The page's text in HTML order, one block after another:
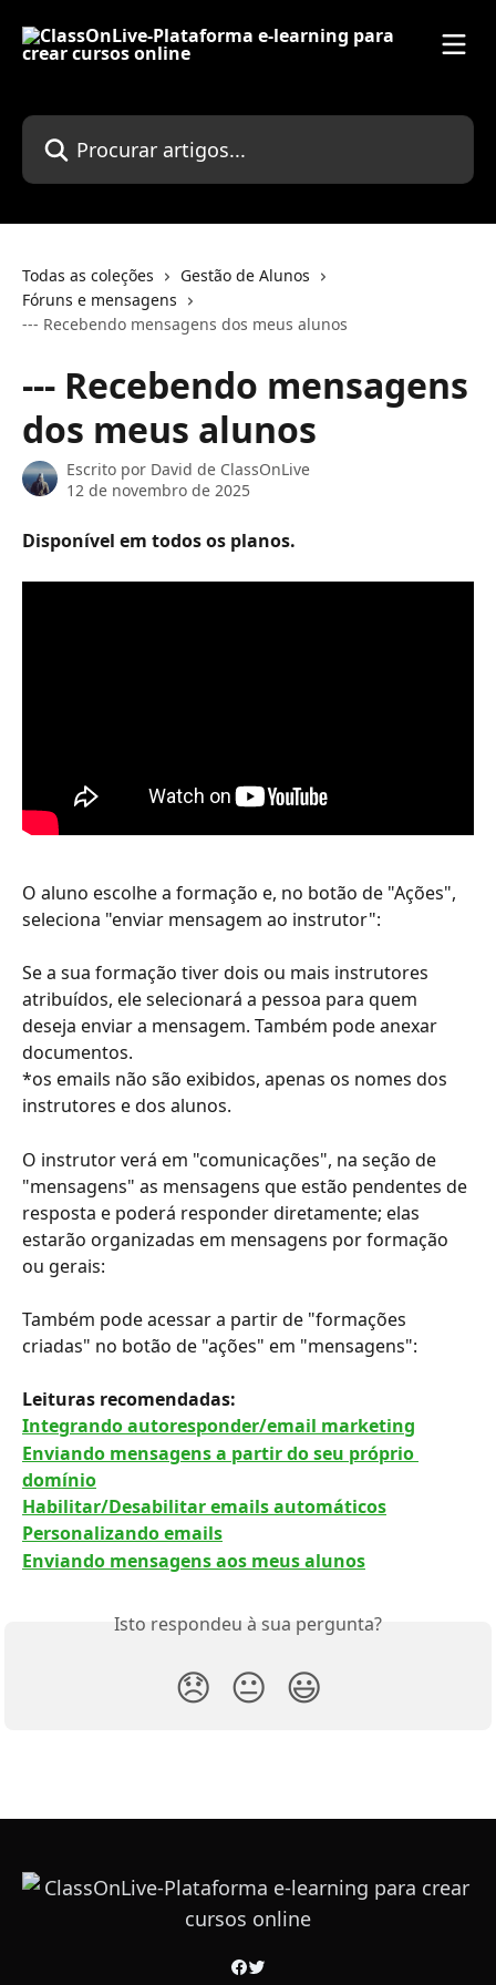
Procurar artigos...
Todas as coleções
Gestão de Alunos
Fóruns e mensagens
--- Recebendo mensagens dos meus alunos
--- Recebendo mensagens
dos meus alunos
Escrito por David de ClassOnLive
12 de novembro de 2025
Disponível em todos os planos.
O aluno escolhe a formação e, no botão de "Ações",
seleciona "enviar mensagem ao instrutor":
Se a sua formação tiver dois ou mais instrutores
atribuídos, ele selecionará a pessoa para quem
deseja enviar a mensagem. Também pode anexar
documentos.
*os emails não são exibidos, apenas os nomes dos
instrutores e dos alunos.
O instrutor verá em "comunicações", na seção de
"mensagens" as mensagens que estão pendentes de
resposta e poderá responder diretamente; elas
estarão organizadas em mensagens por formação
ou gerais:
Também pode acessar a partir de "formações
criadas" no botão de "ações" em "mensagens":
Leituras recomendadas:
Integrando autoresponder/email marketing
Enviando mensagens a partir do seu próprio
domínio
Habilitar/Desabilitar emails automáticos
Personalizando emails
Enviando mensagens aos meus alunos
Isto respondeu à sua pergunta?
😞 😐 😃